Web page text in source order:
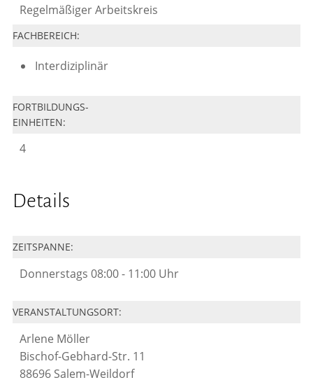
Regelmäßiger Arbeitskreis
FACHBEREICH:
Interdiziplinär
FORTBILDUNGS-
EINHEITEN:
4
Details
ZEITSPANNE:
Donnerstags 08:00 - 11:00 Uhr
VERANSTALTUNGSORT:
Arlene Möller
Bischof-Gebhard-Str. 11
88696 Salem-Weildorf